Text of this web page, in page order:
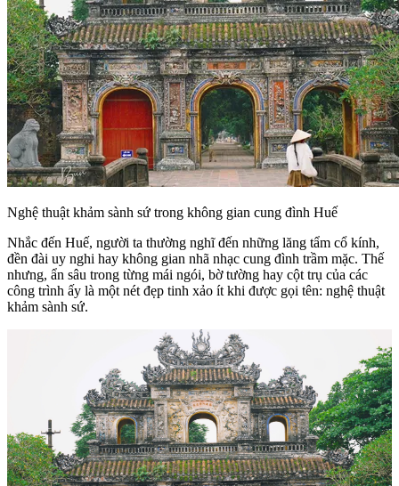
Nghệ thuật khảm sành sứ trong không gian cung đình Huế
Nhắc đến Huế, người ta thường nghĩ đến những lăng tẩm cổ kính,
đền đài uy nghi hay không gian nhã nhạc cung đình trầm mặc. Thế
nhưng, ẩn sâu trong từng mái ngói, bờ tường hay cột trụ của các
công trình ấy là một nét đẹp tinh xảo ít khi được gọi tên: nghệ thuật
khảm sành sứ.